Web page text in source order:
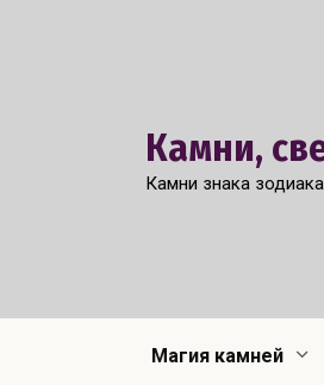
Камни,
Камни знака
Магия камней